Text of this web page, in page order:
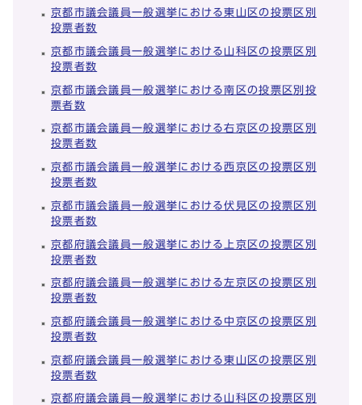
京都市議会議員一般選挙における東山区の投票区別
投票者数
京都市議会議員一般選挙における山科区の投票区別
投票者数
京都市議会議員一般選挙における南区の投票区別投
票者数
京都市議会議員一般選挙における右京区の投票区別
投票者数
京都市議会議員一般選挙における西京区の投票区別
投票者数
京都市議会議員一般選挙における伏見区の投票区別
投票者数
京都府議会議員一般選挙における上京区の投票区別
投票者数
京都府議会議員一般選挙における左京区の投票区別
投票者数
京都府議会議員一般選挙における中京区の投票区別
投票者数
京都府議会議員一般選挙における東山区の投票区別
投票者数
京都府議会議員一般選挙における山科区の投票区別